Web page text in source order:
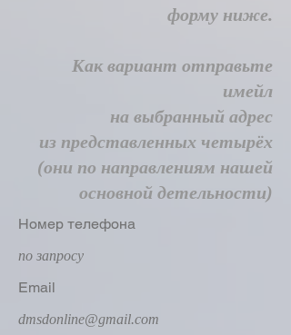
форму ниже.
Как вариант отправьте
имейл
на выбранный адрес
из представленных четырёх
(они по направлениям нашей
основной детельности)
Номер телефона
по запросу
Email
dmsdonline@gmail.com